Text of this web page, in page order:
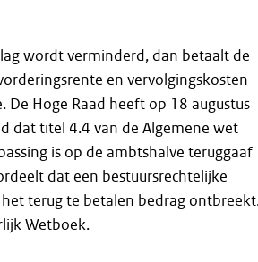
wordt verminderd, dan betaalt de
en vervolgingskosten
Hoge Raad heeft op 18 augustus
dat titel 4.4 van de Algemene wet
is op de ambtshalve teruggaaf
dat een bestuursrechtelijke
terug te betalen bedrag
Wetboek.